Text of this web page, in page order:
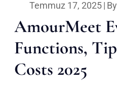
Temmuz 17, 2025| By
AmourMeet
Functions,
Costs 2025